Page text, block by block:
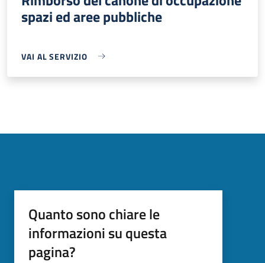
spazi ed aree pubbliche
VAI AL SERVIZIO
Quanto sono chiare le
informazioni su questa
pagina?